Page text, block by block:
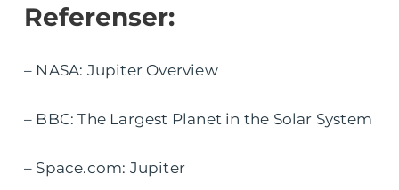
Referenser:
– NASA: Jupiter Overview
– BBC: The Largest Planet in the Solar System
– Space.com: Jupiter